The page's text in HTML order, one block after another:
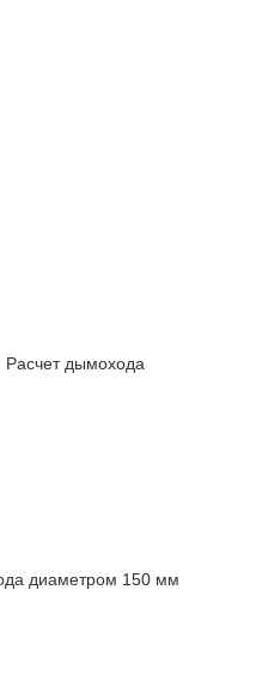
Расчет дымохода
диаметром 150 мм